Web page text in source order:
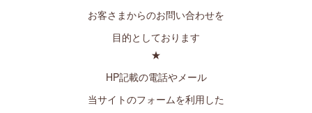
お客さまからのお問い合わせを
目的としております
★
HP記載の電話やメール
当サイトのフォームを利用した